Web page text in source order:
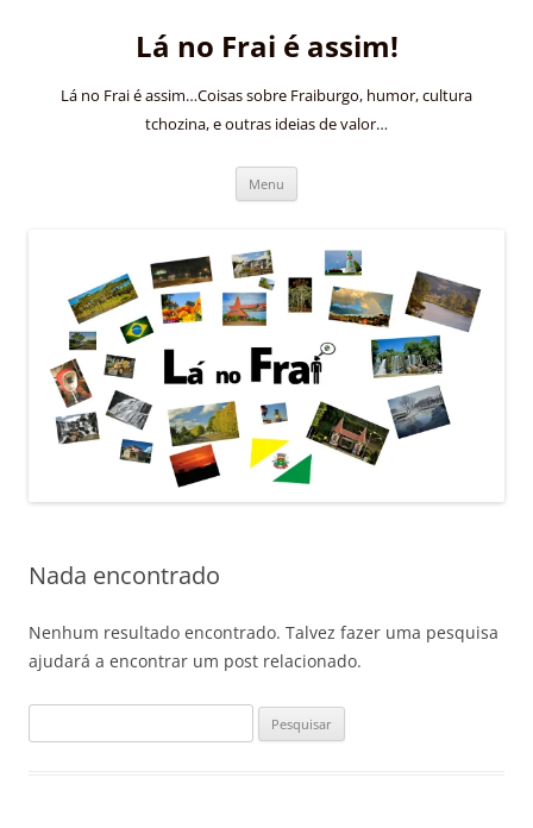
Lá no Frai é assim!
Lá no Frai é assim…Coisas sobre Fraiburgo, humor, cultura
tchozina, e outras ideias de valor…
Menu
Nada encontrado
Nenhum resultado encontrado. Talvez fazer uma pesquisa
ajudará a encontrar um post relacionado.
por: